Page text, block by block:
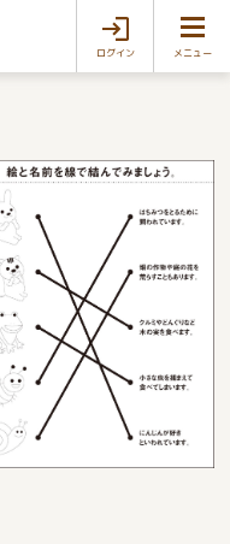
ログイン メニュー